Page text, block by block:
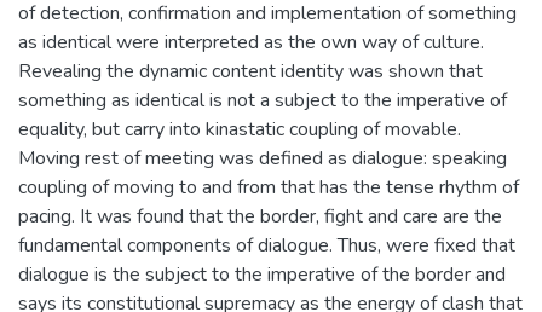
of detection, confirmation and implementation of something
as identical were interpreted as the own way of culture.
Revealing the dynamic content identity was shown that
something as identical is not a subject to the imperative of
equality, but carry into kinastatic coupling of movable.
Moving rest of meeting was defined as dialogue: speaking
coupling of moving to and from that has the tense rhythm of
pacing. It was found that the border, fight and care are the
fundamental components of dialogue. Thus, were fixed that
dialogue is the subject to the imperative of the border and
says its constitutional supremacy as the energy of clash that